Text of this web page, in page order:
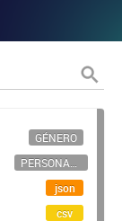
GÉNERO
PERSONAL CIENTÍFICO-TECNOLÓGICO
json
csv